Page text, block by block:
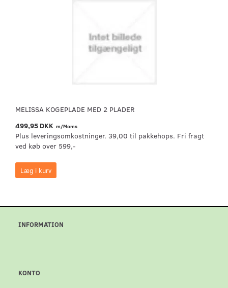
MELISSA KOGEPLADE MED 2 PLADER
499,95 DKK m/Moms
Plus leveringsomkostninger. 39,00 til pakkehops. Fri fragt
ved køb over 599,-
Læg i kurv
INFORMATION
KONTO